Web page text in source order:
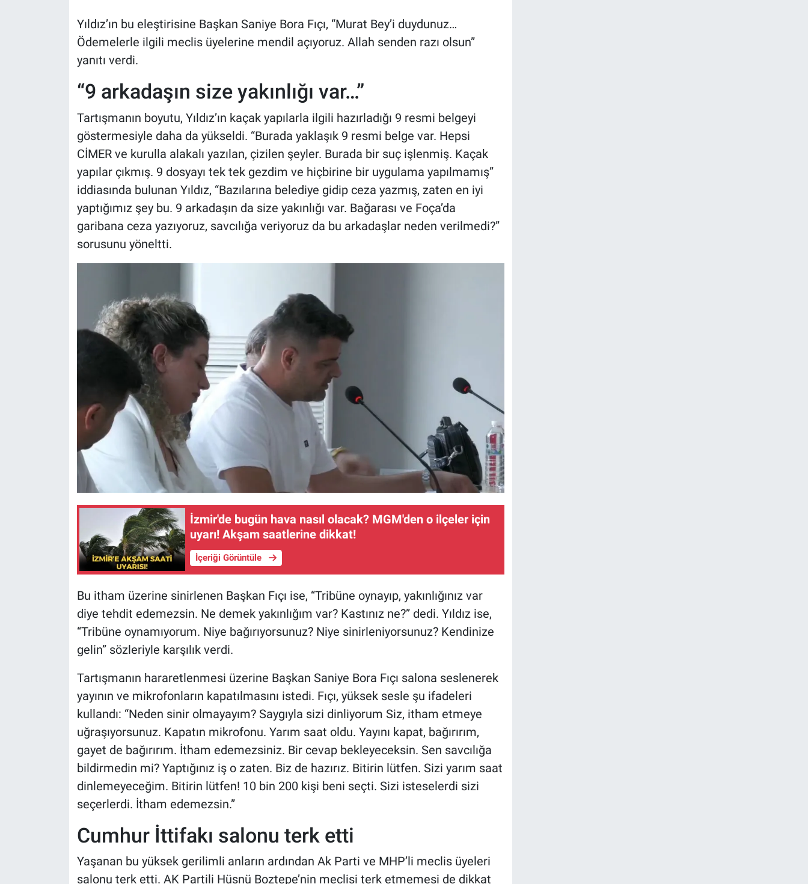
Yıldız’ın bu eleştirisine Başkan Saniye Bora Fıçı, “Murat Bey’i duydunuz…
Ödemelerle ilgili meclis üyelerine mendil açıyoruz. Allah senden razı olsun”
yanıtı verdi.
“9 arkadaşın size yakınlığı var…”
Tartışmanın boyutu, Yıldız’ın kaçak yapılarla ilgili hazırladığı 9 resmi belgeyi
göstermesiyle daha da yükseldi. “Burada yaklaşık 9 resmi belge var. Hepsi
CİMER ve kurulla alakalı yazılan, çizilen şeyler. Burada bir suç işlenmiş. Kaçak
yapılar çıkmış. 9 dosyayı tek tek gezdim ve hiçbirine bir uygulama yapılmamış”
iddiasında bulunan Yıldız, “Bazılarına belediye gidip ceza yazmış, zaten en iyi
yaptığımız şey bu. 9 arkadaşın da size yakınlığı var. Bağarası ve Foça’da
garibana ceza yazıyoruz, savcılığa veriyoruz da bu arkadaşlar neden verilmedi?”
sorusunu yöneltti.
İzmir'de bugün hava nasıl olacak? MGM'den o ilçeler için
uyarı! Akşam saatlerine dikkat!
İçeriği Görüntüle
Bu itham üzerine sinirlenen Başkan Fıçı ise, “Tribüne oynayıp, yakınlığınız var
diye tehdit edemezsin. Ne demek yakınlığım var? Kastınız ne?” dedi. Yıldız ise,
“Tribüne oynamıyorum. Niye bağırıyorsunuz? Niye sinirleniyorsunuz? Kendinize
gelin” sözleriyle karşılık verdi.
Tartışmanın hararetlenmesi üzerine Başkan Saniye Bora Fıçı salona seslenerek
yayının ve mikrofonların kapatılmasını istedi. Fıçı, yüksek sesle şu ifadeleri
kullandı: “Neden sinir olmayayım? Saygıyla sizi dinliyorum Siz, itham etmeye
uğraşıyorsunuz. Kapatın mikrofonu. Yarım saat oldu. Yayını kapat, bağırırım,
gayet de bağırırım. İtham edemezsiniz. Bir cevap bekleyeceksin. Sen savcılığa
bildirmedin mi? Yaptığınız iş o zaten. Biz de hazırız. Bitirin lütfen. Sizi yarım saat
dinlemeyeceğim. Bitirin lütfen! 10 bin 200 kişi beni seçti. Sizi isteselerdi sizi
seçerlerdi. İtham edemezsin.”
Cumhur İttifakı salonu terk etti
Yaşanan bu yüksek gerilimli anların ardından Ak Parti ve MHP’li meclis üyeleri
salonu terk etti. AK Partili Hüsnü Boztepe’nin meclisi terk etmemesi de dikkat